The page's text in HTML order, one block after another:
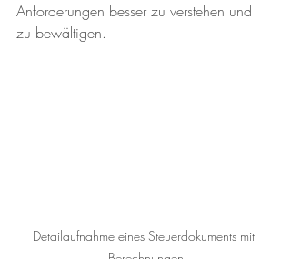
Anforderungen besser zu verstehen und
zu bewältigen.
Detailaufnahme eines Steuerdokuments mit